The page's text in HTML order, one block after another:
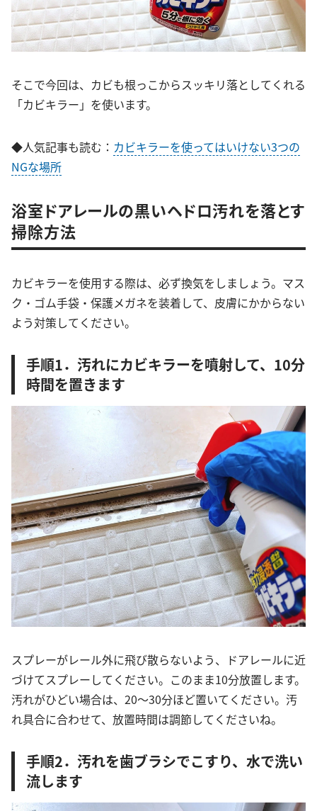
そこで今回は、カビも根っこからスッキリ落としてくれる
「カビキラー」を使います。
◆人気記事も読む： カビキラーを使ってはいけない3つの
NGな場所
浴室ドアレールの黒いヘドロ汚れを落とす
掃除方法
カビキラーを使用する際は、必ず換気をしましょう。マス
ク・ゴム手袋・保護メガネを装着して、皮膚にかからない
よう対策してください。
手順1．汚れにカビキラーを噴射して、10分
時間を置きます
スプレーがレール外に飛び散らないよう、ドアレールに近
づけてスプレーしてください。このまま10分放置します。
汚れがひどい場合は、20～30分ほど置いてください。汚
れ具合に合わせて、放置時間は調節してくださいね。
手順2．汚れを歯ブラシでこすり、水で洗い
流します